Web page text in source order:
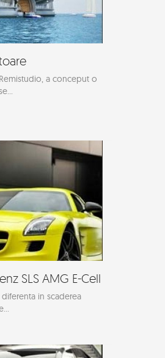
a conceput o
SLS AMG E-Cell
in scaderea